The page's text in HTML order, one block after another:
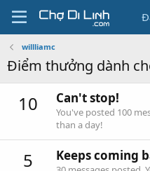
willliamc
Điểm thưởng dành
10 Can't stop!
You've posted 100
than a day!
5 Keeps coming